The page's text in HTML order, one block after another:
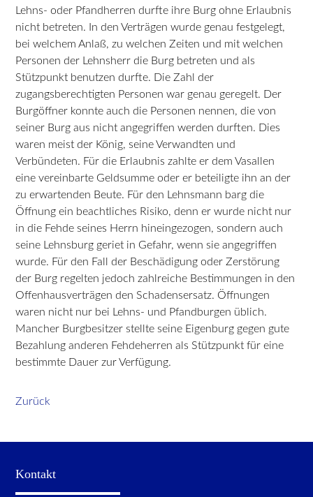
Lehns- oder Pfandherren durfte ihre Burg ohne Erlaubnis
nicht betreten. In den Verträgen wurde genau festgelegt,
bei welchem Anlaß, zu welchen Zeiten und mit welchen
Personen der Lehnsherr die Burg betreten und als
Stützpunkt benutzen durfte. Die Zahl der
zugangsberechtigten Personen war genau geregelt. Der
Burgöffner konnte auch die Personen nennen, die von
seiner Burg aus nicht angegriffen werden durften. Dies
waren meist der König, seine Verwandten und
Verbündeten. Für die Erlaubnis zahlte er dem Vasallen
eine vereinbarte Geldsumme oder er beteiligte ihn an der
zu erwartenden Beute. Für den Lehnsmann barg die
Öffnung ein beachtliches Risiko, denn er wurde nicht nur
in die Fehde seines Herrn hineingezogen, sondern auch
seine Lehnsburg geriet in Gefahr, wenn sie angegriffen
wurde. Für den Fall der Beschädigung oder Zerstörung
der Burg regelten jedoch zahlreiche Bestimmungen in den
Offenhausverträgen den Schadensersatz. Öffnungen
waren nicht nur bei Lehns- und Pfandburgen üblich.
Mancher Burgbesitzer stellte seine Eigenburg gegen gute
Bezahlung anderen Fehdeherren als Stützpunkt für eine
bestimmte Dauer zur Verfügung.
Zurück
Kontakt